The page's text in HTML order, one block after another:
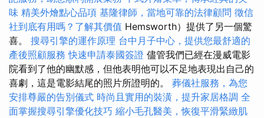
味 精美外燴點心品項 基隆律師，當地可靠的法律顧問 徵信
社到底有用嗎？了解其價值 Hemsworth）提供了另一個驚
喜。 搜尋引擎的運作原理 台中月子中心，提供您最舒適的
產後照顧服務 快速申請泰國簽證 儘管我們已經在漫威電影
院看到了他的幽默感，但他表明他可以不足地表現出自己的
喜劇，這是電影結尾的照片所證明的。 葬儀社服務，為您
安排尊嚴的告別儀式 時尚且實用的裝潢，提升家居格調 全
面掌握搜尋引擎優化技巧 縮小毛孔醫美，恢復平滑緊緻肌